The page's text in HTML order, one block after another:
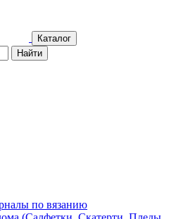
Каталог
Найти
по вязанию